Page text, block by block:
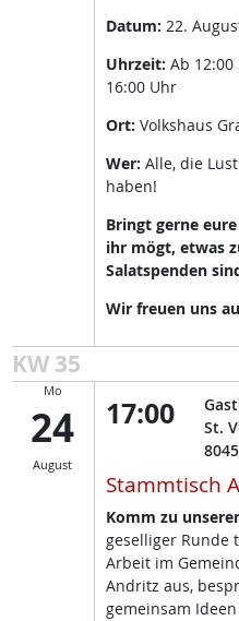
Datum: 22.
Uhrzeit: Ab
16:00 Uhr
Ort: Volkshaus
Wer: Alle, die
haben!
Bringt gerne
ihr mögt, etwas
Salatspenden
Wir freuen uns
KW 35
Mo
24
August
17:00
St.
8045
Stammtisch
Komm zu
geselliger Runde
Arbeit im
Andritz aus,
gemeinsam